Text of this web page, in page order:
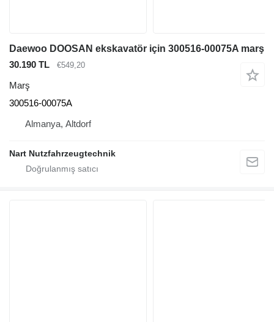
Daewoo DOOSAN ekskavatör için 300516-00075A marş
30.190 TL
€549,20
Marş
300516-00075A
Almanya, Altdorf
Nart Nutzfahrzeugtechnik